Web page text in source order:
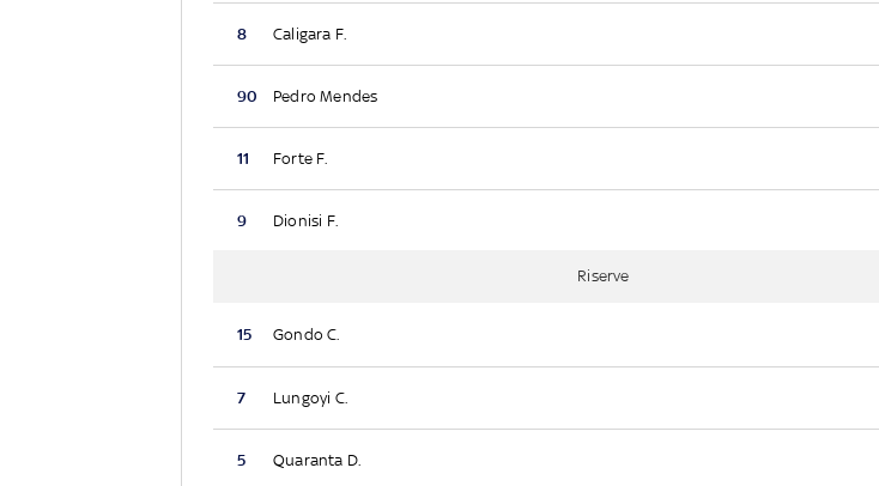
8 Caligara F.
90 Pedro Mendes
11 Forte F.
9 Dionisi F.
Riserve
15 Gondo C.
7 Lungoyi C.
5 Quaranta D.